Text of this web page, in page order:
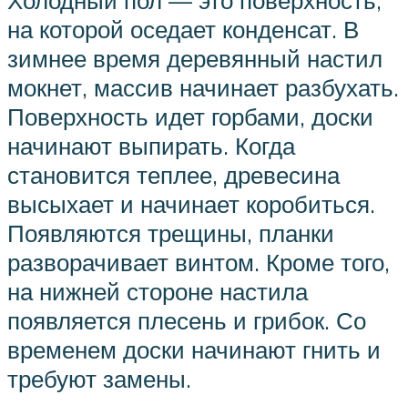
на которой оседает конденсат. В
зимнее время деревянный настил
мокнет, массив начинает разбухать.
Поверхность идет горбами, доски
начинают выпирать. Когда
становится теплее, древесина
высыхает и начинает коробиться.
Появляются трещины, планки
разворачивает винтом. Кроме того,
на нижней стороне настила
появляется плесень и грибок. Со
временем доски начинают гнить и
требуют замены.